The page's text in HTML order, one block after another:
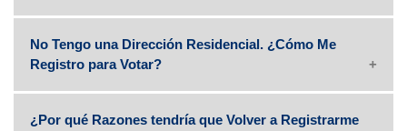
No Tengo una Dirección Residencial. ¿Cómo Me
Registro para Votar?
¿Por qué Razones tendría que Volver a Registrarme